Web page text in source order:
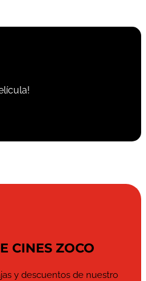
CINES ZOCO
y descuentos de nuestro